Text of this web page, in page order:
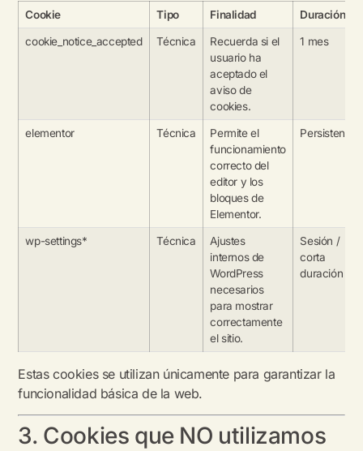
Cookie Tipo Finalidad Duración
cookie_notice_accepted Técnica
Recuerda si el
usuario ha
aceptado el
aviso de
cookies.
1 mes
elementor Técnica
Permite el
funcionamiento
correcto del
editor y los
bloques de
Elementor.
Persistente
wp-settings* Técnica
Ajustes
internos de
WordPress
necesarios
para mostrar
correctamente
el sitio.
Sesión /
corta
duración
Estas cookies se utilizan únicamente para garantizar la
funcionalidad básica de la web.
3. Cookies que NO utilizamos